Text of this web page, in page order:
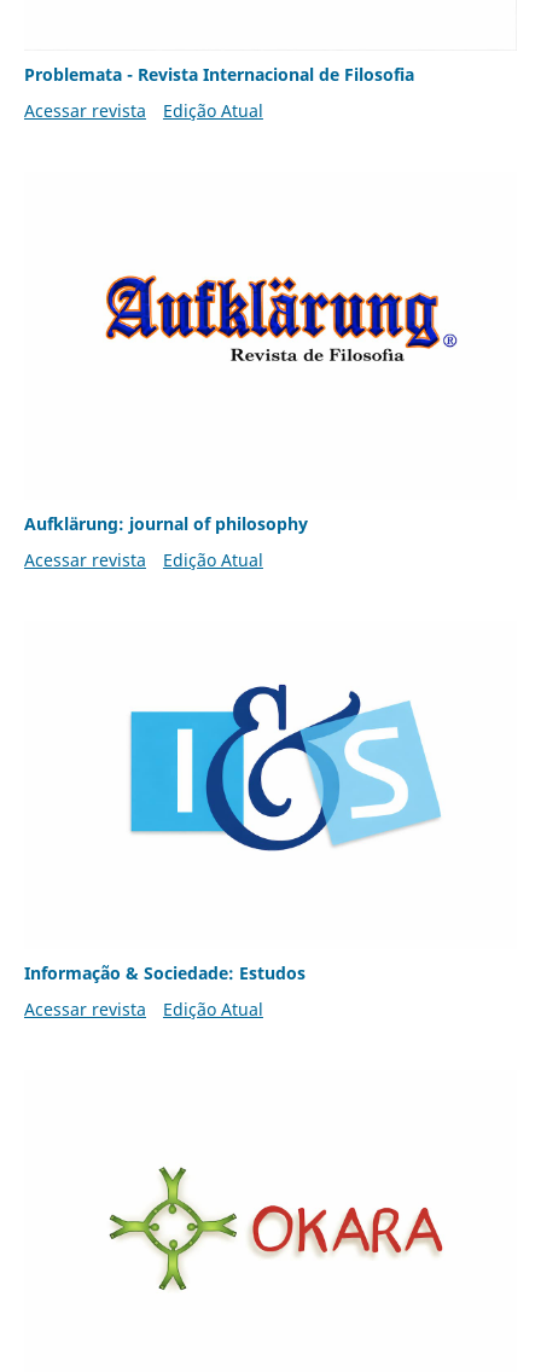
Problemata - Revista Internacional de Filosofia
Acessar revista
Edição Atual
Aufklärung: journal of philosophy
Acessar revista
Edição Atual
Informação & Sociedade: Estudos
Acessar revista
Edição Atual